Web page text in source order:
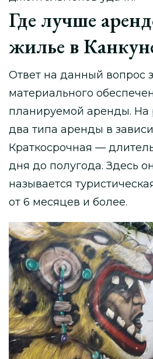
Где лучше
жилье в
Ответ на данный вопрос
материального
планируемой аренды. На
два типа аренды в
Краткосрочная —
дня до полугода. Здесь
называется
от 6 месяцев и более.